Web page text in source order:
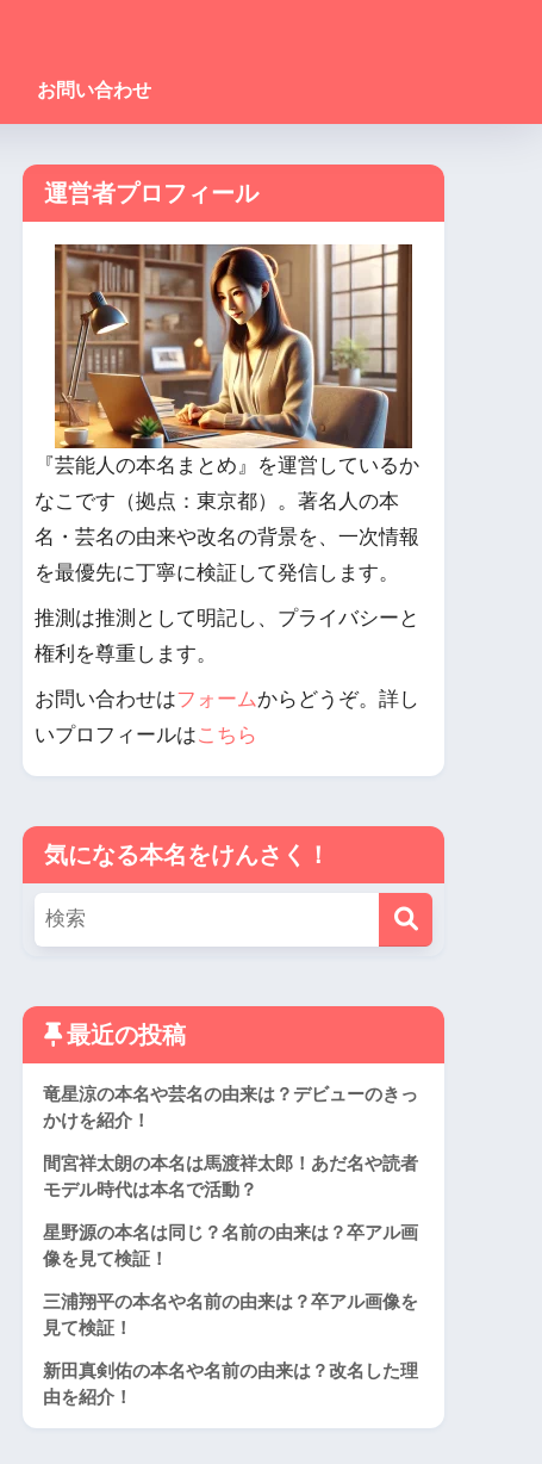
お問い合わせ
運営者プロフィール
『芸能人の本名まとめ』を運営しているか
なこです（拠点：東京都）。著名人の本
名・芸名の由来や改名の背景を、一次情報
を最優先に丁寧に検証して発信します。
推測は推測として明記し、プライバシーと
権利を尊重します。
お問い合わせはフォームからどうぞ。詳し
いプロフィールはこちら
気になる本名をけんさく！
最近の投稿
竜星涼の本名や芸名の由来は？デビューのきっ
かけを紹介！
間宮祥太朗の本名は馬渡祥太郎！あだ名や読者
モデル時代は本名で活動？
星野源の本名は同じ？名前の由来は？卒アル画
像を見て検証！
三浦翔平の本名や名前の由来は？卒アル画像を
見て検証！
新田真剣佑の本名や名前の由来は？改名した理
由を紹介！